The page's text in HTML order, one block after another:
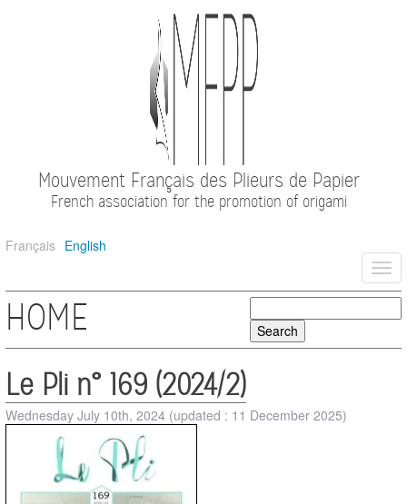
Mouvement Français des Plieurs de Papier
French association for the promotion of origami
Français English
HOME
Le Pli n° 169 (2024/2)
Wednesday July 10th, 2024 (updated : 11 December 2025)